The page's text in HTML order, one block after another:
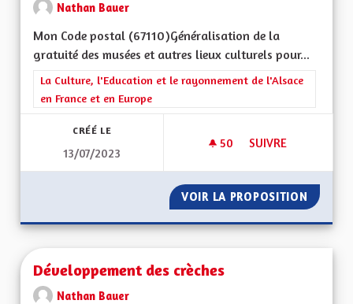
Nathan Bauer
Mon Code postal (67110)Généralisation de la
gratuité des musées et autres lieux culturels pour...
Filtrer les résultats de la catégorie : La Culture, l'Education et
La Culture, l'Education et le rayonnement de l'Alsace
en France et en Europe
CRÉÉ LE
13/07/2023
50 50 ABONNÉS
SUIVRE
VOIR LA PROPOSITION
Développement des crèches
Nathan Bauer